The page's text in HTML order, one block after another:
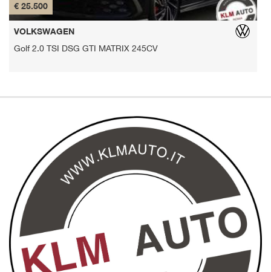
€ 25.500
VOLKSWAGEN
Golf 2.0 TSI DSG GTI MATRIX 245CV